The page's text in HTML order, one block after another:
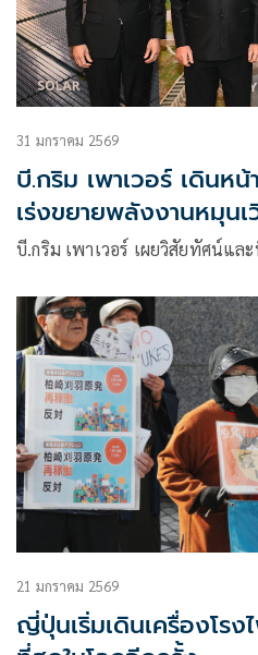
31 มกราคม 2569
บี.กริม เพาเวอร์ เดินห
เร่งขยายพลังงานหมุน
บี.กริม เพาเวอร์ เผยวิสัยทัศน์แล
21 มกราคม 2569
ญี่ปุ่นเริ่มเดินเครื่องโร